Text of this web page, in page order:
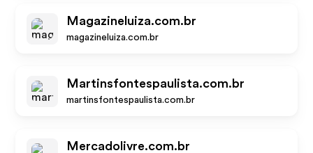
Magazineluiza.com.br
magazineluiza.com.br
Martinsfontespaulista.com.br
martinsfontespaulista.com.br
Mercadolivre.com.br